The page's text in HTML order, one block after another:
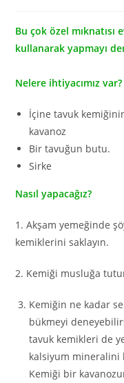
Bu çok özel
kullanarak yapmayı
Nelere ihtiyacımız var?
İçine tavuk
kavanoz
Bir tavuğun butu.
Sirke
Nasıl yapacağız?
1. Akşam yemeğinde
kemiklerini saklayın.
2. Kemiği musluğa
Kemiğin ne kadar
bükmeyi
tavuk kemikleri de
kalsiyum
Kemiği bir